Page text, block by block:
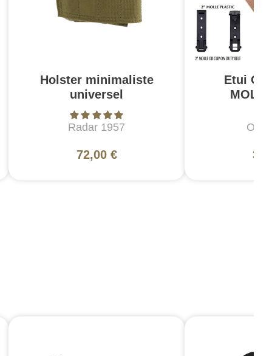
Holster minimaliste
universel
Radar 1957
72,00 €
Etui
One